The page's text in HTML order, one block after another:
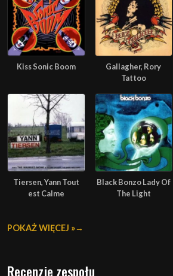
Kiss Sonic Boom
Gallagher, Rory
Tattoo
Tiersen, Yann Tout
est Calme
Black Bonzo Lady Of
The Light
POKAŻ WIĘCEJ »
Recenzje zespołu